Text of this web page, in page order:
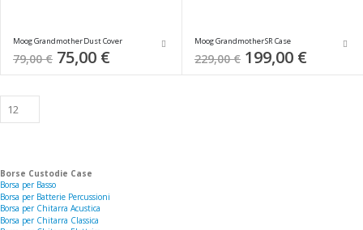
Moog Grandmother Dust Cover
79,00 € Special
Price
75,00 €
Moog Grandmother SR Case
229,00 € Special
Price
199,00 €
Borse Custodie Case
Borsa per Basso
Borsa per Batterie Percussioni
Borsa per Chitarra Acustica
Borsa per Chitarra Classica